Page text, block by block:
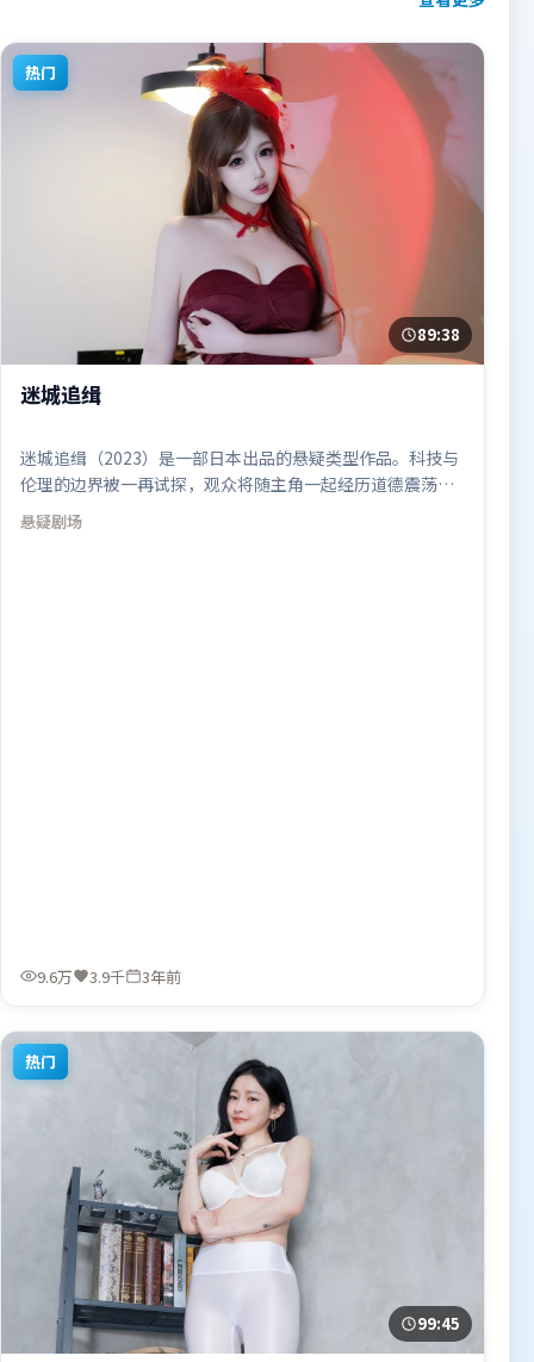
热门
89:38
迷城追缉
迷城追缉（2023）是一部日本出品的悬疑类型作品。科技与
伦理的边界被一再试探，观众将随主角一起经历道德震荡。
叙事线索多线并进，最终在关键节点收束。由娄烨执导，吴
京、孙艺珍、肖战，周冬雨等联袂出演。影片于2023年4月4
悬疑剧场
9.6万 3.9千 3年前
热门
99:45